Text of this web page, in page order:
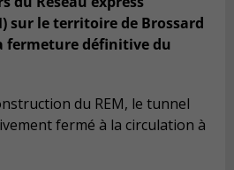
sur le territoire de Brossard
fermeture définitive du
du REM, le tunnel
fermé à la circulation à